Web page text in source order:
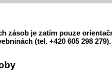
zásob je zatím pouze
(tel. +420 605 298